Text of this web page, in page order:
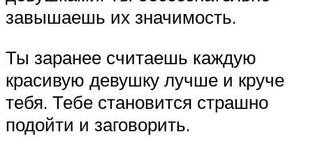
завышаешь их значимость.
Ты заранее считаешь каждую
красивую девушку лучше и круче
тебя. Тебе становится страшно
подойти и заговорить.